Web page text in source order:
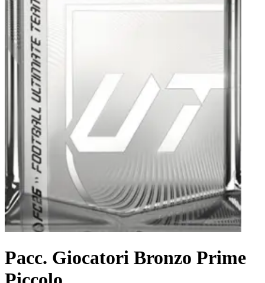
Pacc. Giocatori Bronzo Prime